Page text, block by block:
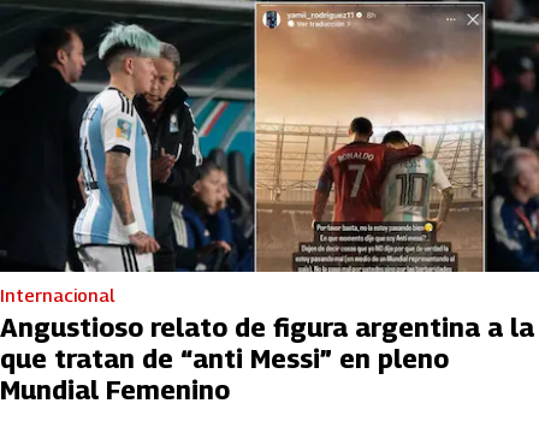
Internacional
Angustioso relato de figura argentina a la
que tratan de “anti Messi” en pleno
Mundial Femenino